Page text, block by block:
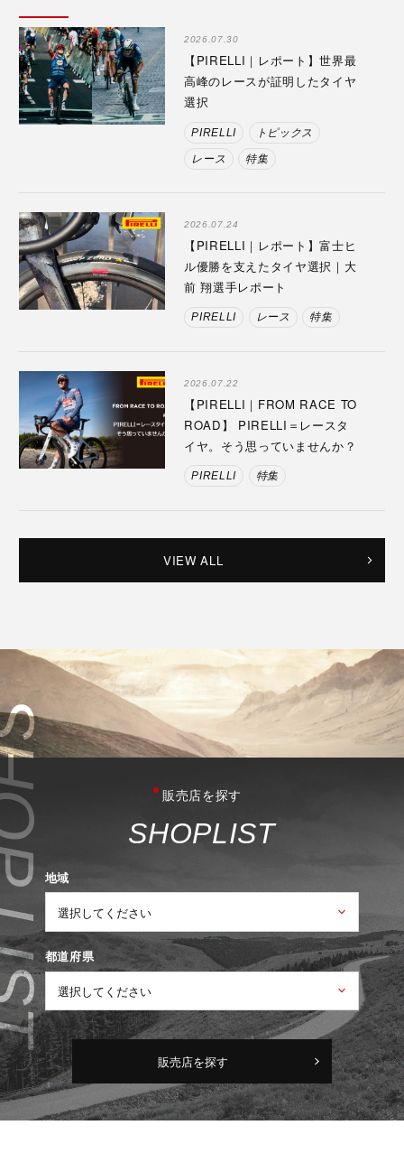
2026.07.30
【PIRELLI｜レポート】世界最
高峰のレースが証明したタイヤ
選択
PIRELLI トピックス
レース 特集
2026.07.24
【PIRELLI｜レポート】富士ヒ
ル優勝を支えたタイヤ選択｜大
前 翔選手レポート
PIRELLI レース 特集
2026.07.22
【PIRELLI｜FROM RACE TO
ROAD】 PIRELLI＝レースタ
イヤ。そう思っていませんか？
PIRELLI 特集
VIEW ALL
販売店を探す
SHOPLIST
地域
都道府県
販売店を探す